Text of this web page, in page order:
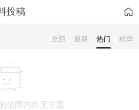
投稿
全部 最新 热门 精华
范围内尚无主题